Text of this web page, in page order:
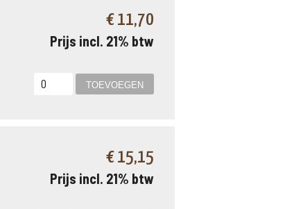
€ 11,70
Prijs incl. 21% btw
€ 15,15
Prijs incl. 21% btw